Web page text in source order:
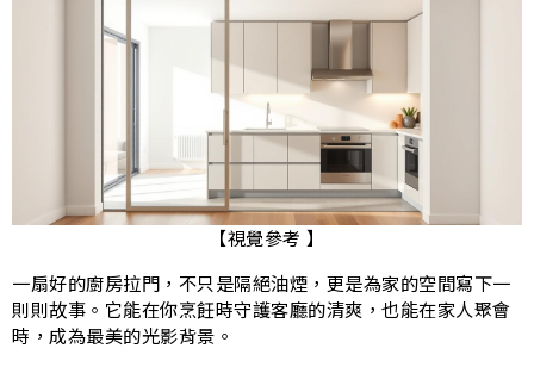
【視覺參考 】
一扇好的廚房拉門，不只是隔絕油煙，更是為家的空間寫下一
則則故事。它能在你烹飪時守護客廳的清爽，也能在家人聚會
時，成為最美的光影背景。